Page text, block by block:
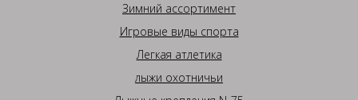
Зимний ассортимент
Игровые виды спорта
Легкая атлетика
лыжи охотничьи